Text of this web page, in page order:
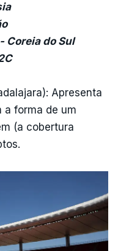
Coreia do Sul
Apresenta
a forma de um
(a cobertura